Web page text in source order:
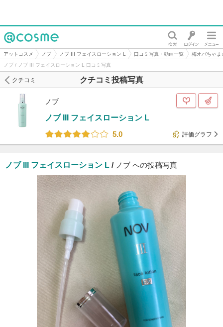
@cosme
アットコスメ ノブ ノブ III フェイスローション L 口コミ写真・動画一覧
梅オバちゃま
ノブ / ノブ III フェイスローション L 口コミ写真
クチコミ投稿写真
クチコミ
ノブ
ノブ III フェイスローション L
5.0
評価グラフ
ノブ III フェイスローション L / ノブ への投稿写真